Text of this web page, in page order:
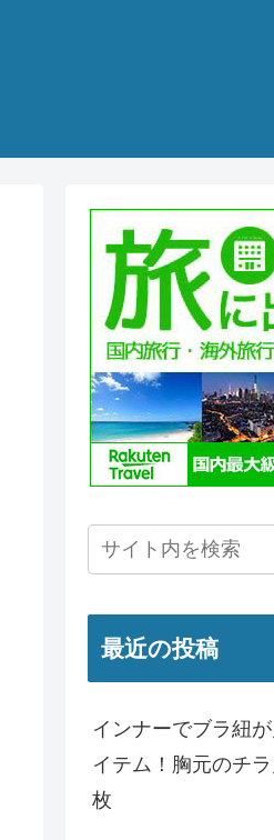
最近の投稿
インナーでブラ紐
イテム！胸元のチ
枚